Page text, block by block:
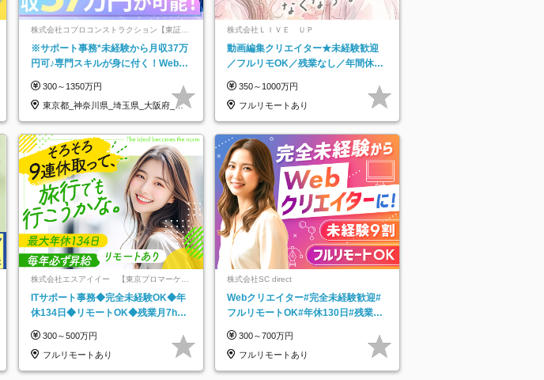
株式会社コプロコンストラクション【東証プ
ライム上場コプロ・ホールディングス子会
社】
※サポート事務*未経験から月収37万
円可♪専門スキルが身に付く！Web面
300～1350万円
東京都_神奈川県_埼玉県_大阪府_愛
知県…
株式会社ＬＩＶＥ ＵＰ
動画編集クリエイター★未経験歓迎
／フルリモOK／残業なし／年間休日
実で安心
350～1000万円
フルリモートあり
株式会社エスアイイー 【東京プロマーケッ
ITサポート事務◆完全未経験OK◆年
休134日◆リモートOK◆残業月7h以
300～500万円
フルリモートあり
株式会社SC direct
Webクリエイター#完全未経験歓迎#
フルリモートOK#年休130日#残業月
300～700万円
フルリモートあり